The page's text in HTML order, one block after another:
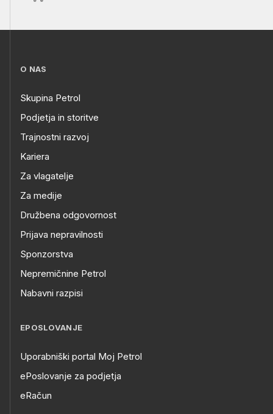
O NAS
Skupina Petrol
Podjetja in storitve
Trajnostni razvoj
Kariera
Za vlagatelje
Za medije
Družbena odgovornost
Prijava nepravilnosti
Sponzorstva
Nepremičnine Petrol
Nabavni razpisi
EPOSLOVANJE
Uporabniški portal Moj Petrol
ePoslovanje za podjetja
eRačun